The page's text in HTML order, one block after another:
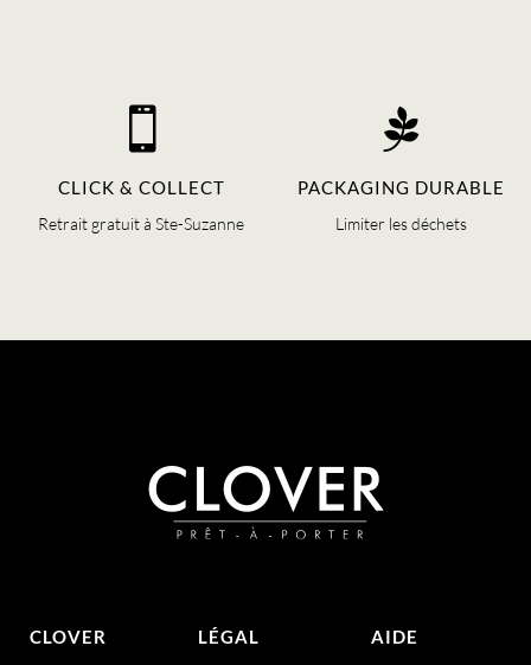

CLICK & COLLECT
Retrait gratuit à Ste-Suzanne

PACKAGING DURABLE
Limiter les déchets
CLOVER LÉGAL AIDE